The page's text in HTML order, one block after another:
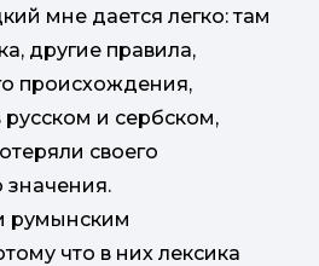
мне дается легко: там
другие правила,
происхождения,
и сербском,
своего
значения.
румынским
что в них лексика